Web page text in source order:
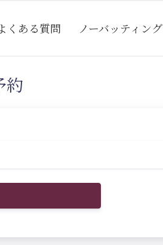
くある質問 ノーバッティング
約